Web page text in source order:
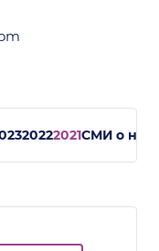
20222021СМИ о нас.